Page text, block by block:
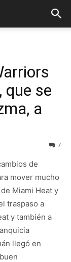
que se
a
7
de
mover mucho
Miami Heat y
traspaso a
y también a
llegó en